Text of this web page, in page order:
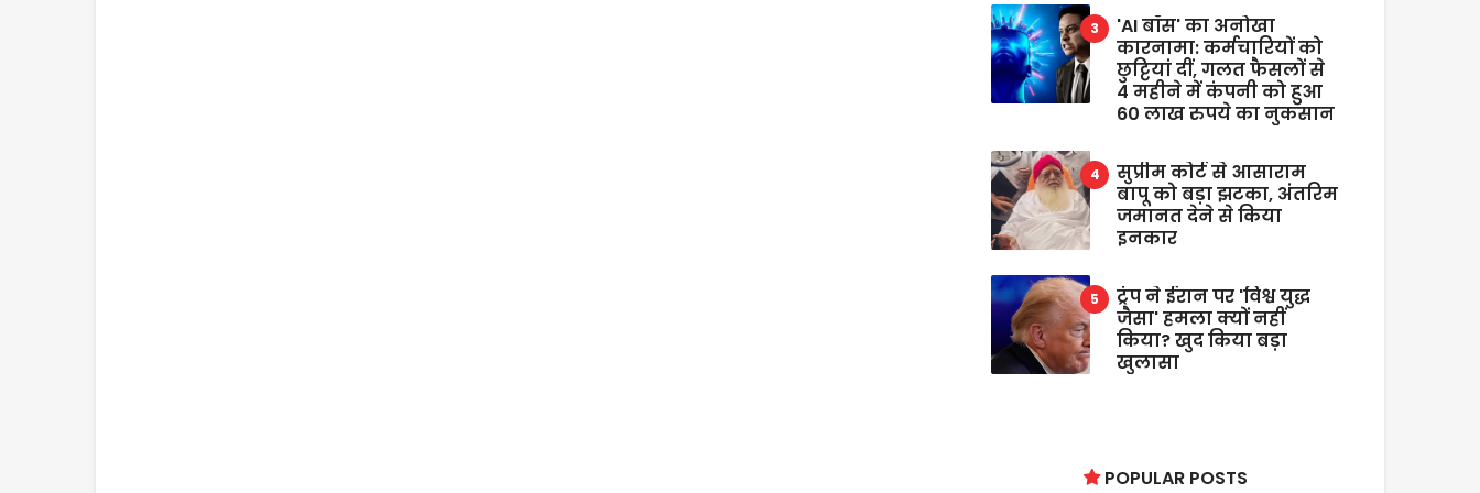
'AI बॉस' का अनोखा
कारनामा: कर्मचारियों को
छुट्टियां दीं, गलत फैसलों से
4 महीने में कंपनी को हुआ
60 लाख रुपये का नुकसान
सुप्रीम कोर्ट से आसाराम
बापू को बड़ा झटका, अंतरिम
जमानत देने से किया
इनकार
ट्रंप ने ईरान पर 'विश्व युद्ध
जैसा' हमला क्यों नहीं
किया? खुद किया बड़ा
खुलासा
POPULAR POSTS